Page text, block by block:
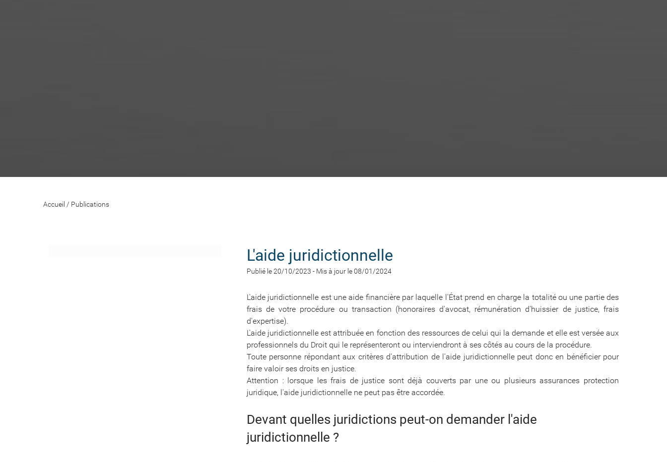
Accueil / Publications
L'aide juridictionnelle
Publié le 20/10/2023 - Mis à jour le 08/01/2024
L'aide juridictionnelle est une aide financière par laquelle l'État prend en charge la totalité ou une partie des
frais de votre procédure ou transaction (honoraires d'avocat, rémunération d'huissier de justice, frais
d'expertise).
L'aide juridictionnelle est attribuée en fonction des ressources de celui qui la demande et elle est versée aux
professionnels du Droit qui le représenteront ou interviendront à ses côtés au cours de la procédure.
Toute personne répondant aux critères d'attribution de l'aide juridictionnelle peut donc en bénéficier pour
faire valoir ses droits en justice.
Attention : lorsque les frais de justice sont déjà couverts par une ou plusieurs assurances protection
juridique, l'aide juridictionnelle ne peut pas être accordée.
Devant quelles juridictions peut-on demander l'aide
juridictionnelle ?